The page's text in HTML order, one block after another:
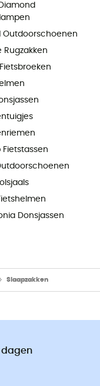
Outdoorschoenen
Rugzakken
Fietstassen
Donsjassen
Slaapzakken
dagen